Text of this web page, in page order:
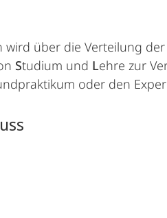
wird über die Verteilung
Studium und Lehre zur
oder den